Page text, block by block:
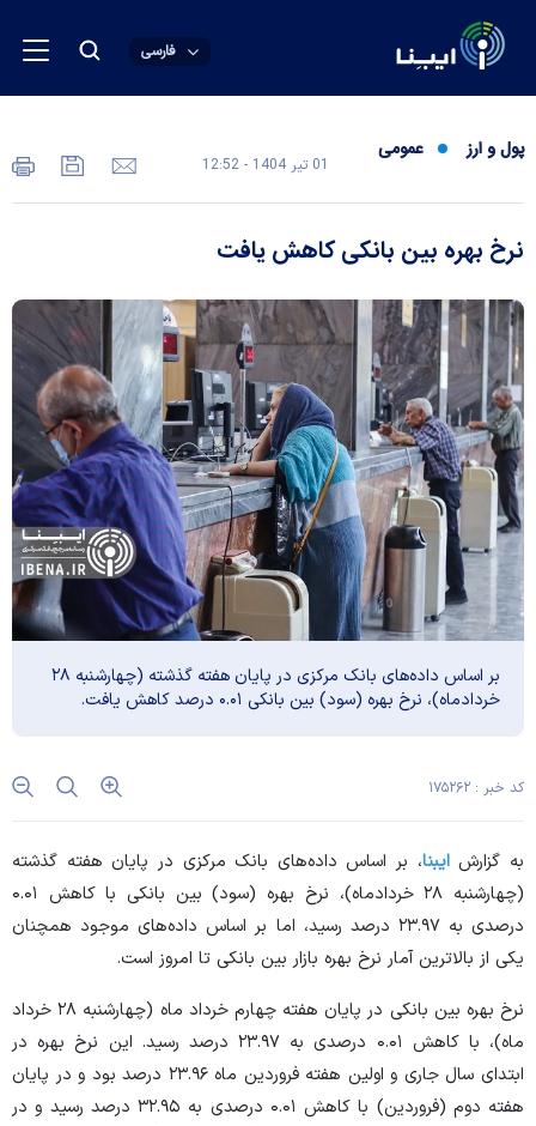
فارسی
پول و ارز عمومی
01 تير 1404 - 12:52
نرخ بهره بین بانکی کاهش یافت
بر اساس داده‌های بانک مرکزی در پایان هفته گذشته (چهارشنبه ۲۸
خردادماه)، نرخ بهره (سود) بین بانکی ۰.۰۱ درصد کاهش یافت.
کد خبر : ۱۷۵۲۶۲
به گزارشایبنا، بر اساس داده‌های بانک مرکزی در پایان هفته گذشته
(چهارشنبه ۲۸ خردادماه)، نرخ بهره (سود) بین بانکی با کاهش ۰.۰۱
درصدی به ۲۳.۹۷ درصد رسید، اما بر اساس داده‌های موجود همچنان
یکی از بالاترین آمار نرخ بهره بازار بین بانکی تا امروز است.
نرخ بهره بین بانکی در پایان هفته چهارم خرداد ماه (چهارشنبه ۲۸ خرداد
ماه)، با کاهش ۰.۰۱ درصدی به ۲۳.۹۷ درصد رسید. این نرخ بهره در
ابتدای سال جاری و اولین هفته فروردین ماه ۲۳.۹۶ درصد بود و در پایان
هفته دوم (فروردین) با کاهش ۰.۰۱ درصدی به ۳۲.۹۵ درصد رسید و در